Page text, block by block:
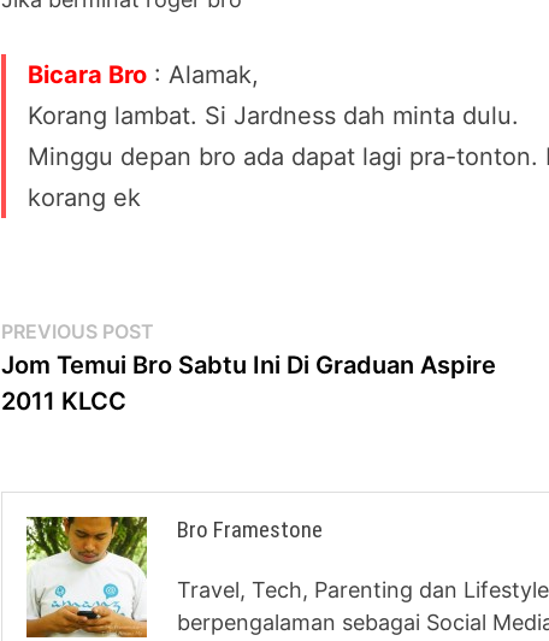
Bicara Bro : Alamak,
Korang lambat. Si Jardness dah minta dulu.
Minggu depan bro ada dapat lagi pra-
korang ek
Post
navigation
PREVIOUS POST
post:
Jom Temui Bro Sabtu Ini Di Graduan Aspire
2011 KLCC
Bro Framestone
Travel, Tech, Parenting dan
berpengalaman sebagai Social